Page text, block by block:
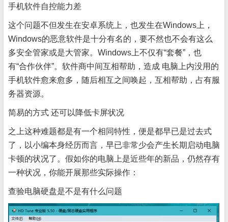
手机软件自控能力差
这个问题不但发生在安卓系统上，也发生在Windows上，
Windows的恶意软件是十分有名的，要不然也不会有这么
多安全管家或是大管家。Windows上不仅有“套餐”，也
有“合作伙伴”。软件商中间互相帮助，造成 电脑上内没用的
手机软件愈来愈多，随后相互之间唤起，互相帮助，占有服
务器资源。
简易的方式 还可以降低卡屏状况
之上这种难题都是有一个相同特性，便是都早已是过去式
了，以小编本身经历而言，早已非常少会产生长期启动电脑
卡顿的状况了。假如你的电脑上是近些年的新品，仍然存有
一种状况，你能开展那些实际操作：
查验电脑硬盘是不是有什么问题